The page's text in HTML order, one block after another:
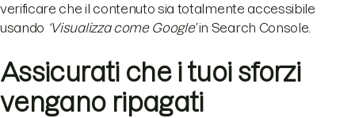
verificare che il contenuto sia totalmente accessibile
usando ‘Visualizza come Google’in Search Console.
Assicurati che i tuoi sforzi
vengano ripagati